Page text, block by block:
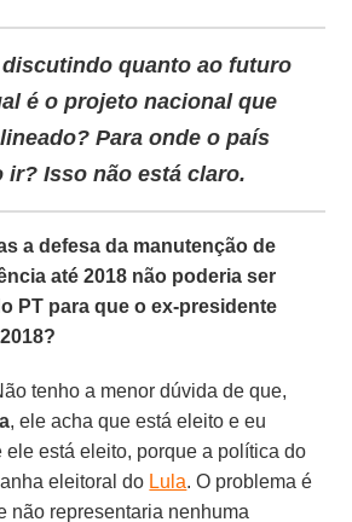
discutindo quanto ao futuro
é o projeto nacional que
Para onde o país
ir? Isso não está claro.
a defesa da manutenção de
até 2018 não poderia ser
PT para que o ex-presidente
tenho a menor dúvida de que,
, ele acha que está eleito e eu
ele está eleito, porque a política do
eleitoral do Lula. O problema é
não representaria nenhuma